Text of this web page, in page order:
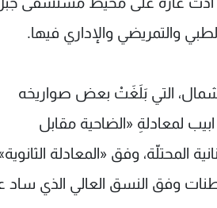
التي بَلَغَتْ بعض صواريخه
لمعادلةِ «الضاحية مقابل
وفق «المعادلة
وفق النسق العالي الذي